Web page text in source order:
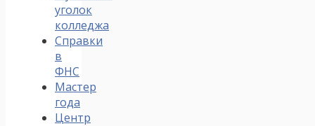
уголок
колледжа
Справки
в
ФНС
Мастер
года
Центр